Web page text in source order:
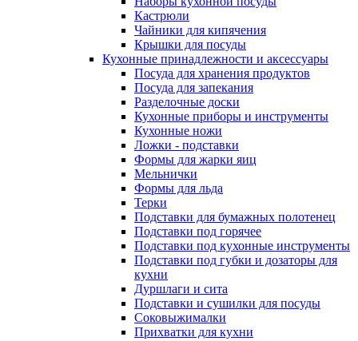
Кастрюли
Чайники для кипячения
Крышки для посуды
Кухонные принадлежности и аксессуары
Посуда для хранения продуктов
Посуда для запекания
Разделочные доски
Кухонные приборы и инструменты
Кухонные ножи
Ложки - подставки
Формы для жарки яиц
Мельнички
Формы для льда
Терки
Подставки для бумажных полотенец
Подставки под горячее
Подставки под кухонные инструменты
Подставки под губки и дозаторы для
кухни
Дуршлаги и сита
Подставки и сушилки для посуды
Соковыжималки
Прихватки для кухни